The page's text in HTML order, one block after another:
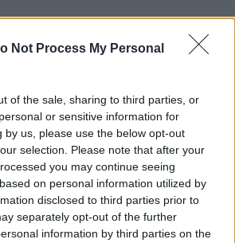
Not Process My Personal
of the sale, sharing to third parties, or
or sensitive information for
by us, please use the below opt-out
selection. Please note that after your
you may continue seeing
on personal information utilized by
disclosed to third parties prior to
separately opt-out of the further
information by third parties on the
Που Ταιριάζουν
που αγαπήθηκαν περισσότερο!
επιλογές που ξεχωρίζουν για
και την εξαιρετική τους ποιότητα.
-10%